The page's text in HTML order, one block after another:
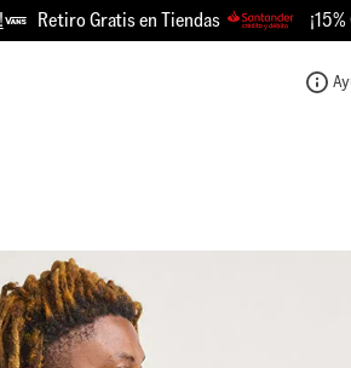
Retiro Gratis en Tiendas ¡15%
3.
sk8-hi
4.
calzado
5.
vans